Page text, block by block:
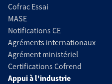
Cofrac Essai
MASE
Notifications CE
Agréments internationaux
Agrément ministériel
Certifications Cofrend
Appui à l'industrie